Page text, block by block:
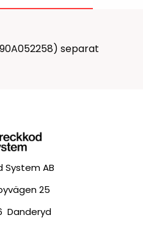
separat
System AB
25
Danderyd